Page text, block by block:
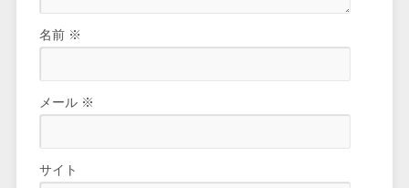
名前 ※
メール ※
サイト